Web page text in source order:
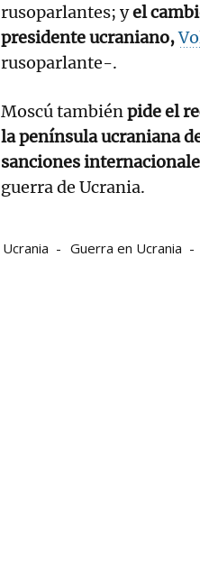
rusoparlantes; yel
presidente ucraniano,
rusoparlante-.
Moscú tambiénpide el
la península ucraniana
sanciones
guerra de Ucrania.
Ucrania Guerra en Ucrania